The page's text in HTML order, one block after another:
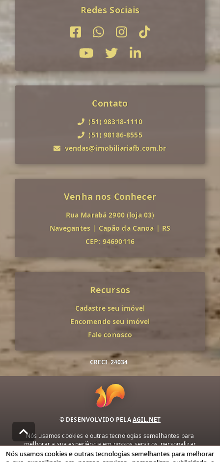
Redes Sociais
Contato
(51) 98318-1110
(51) 98186-8555
vendas@imobiliariafb.com.br
Venha nos Conhecer
Rua Marabá 2900 (loja 03)
Navegantes | Capão da Canoa | RS
CEP: 94690116
Recursos
Cadastre seu imóvel
Encomende seu imóvel
Fale conosco
CRECI 24034
© DESENVOLVIDO PELAAGIL.NET
Nós usamos cookies e outras tecnologias semelhantes para
melhorar a sua experiência em nossos serviços, personalizar
publicidade e recomendar conteúdo de seu interesse. Ao utilizar
Nós usamos cookies e outras tecnologias semelhantes para melhorar